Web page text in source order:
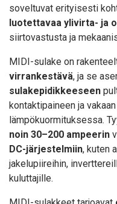
soveltuvat erityisesti
luotettavaa ylivirta- ja
siirtovastusta ja
MIDI-sulake on
virrankestävä, ja se
sulakepidikkeeseen
kontaktipaineen ja
lämpökuormituksessa.
noin 30–200 ampeerin
DC-järjestelmiin, kuten
jakelupiireihin,
kuluttajille.